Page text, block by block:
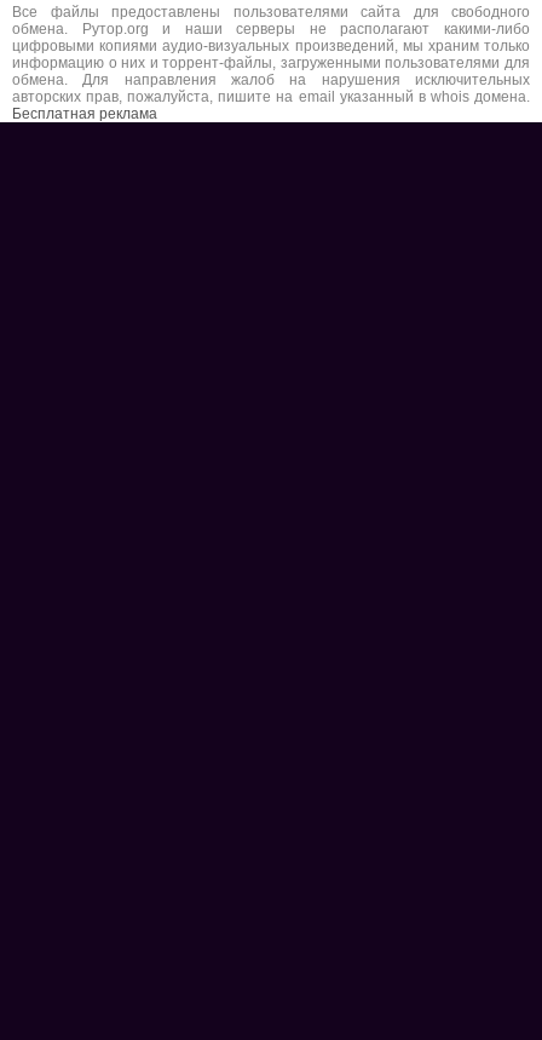
Все файлы предоставлены пользователями сайта для свободного
обмена. Рутор.org и наши серверы не располагают какими-либо
цифровыми копиями аудио-визуальных произведений, мы храним только
информацию о них и торрент-файлы, загруженными пользователями для
обмена. Для направления жалоб на нарушения исключительных
авторских прав, пожалуйста, пишите на email указанный в whois домена.
Бесплатная реклама